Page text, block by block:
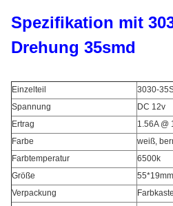
Spezifikation mit
Drehung 35smd
Einzelteil
3030-
Spannung
DC 12v
Ertrag
1.56A @
Farbe
weiß,
Farbtemperatur
6500k
Größe
55*19mm
Verpackung